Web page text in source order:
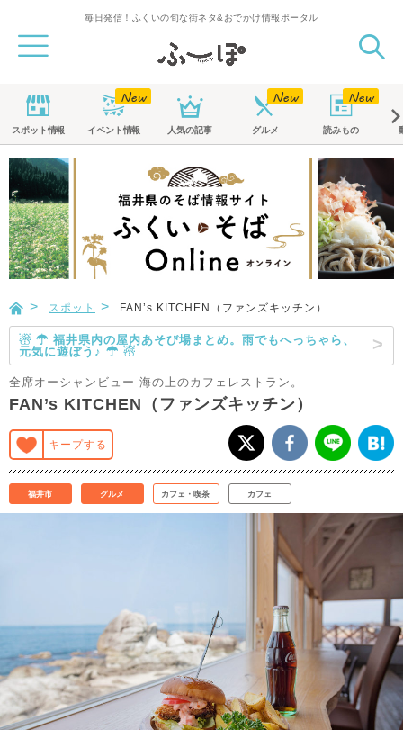
毎日発信！ふくいの旬な街ネタ&おでかけ情報ポータル
スポット情報 イベント情報 人気の記事 グルメ 読みもの
スポット FAN’s KITCHEN（ファンズキッチン）
☃ ☂ 福井県内の屋内あそび場まとめ。雨でもへっちゃら、
元気に遊ぼう♪ ☂ ☃
全席オーシャンビュー 海の上のカフェレストラン。
FAN’s KITCHEN（ファンズキッチン）
キープする
福井市 グルメ カフェ・喫茶 カフェ